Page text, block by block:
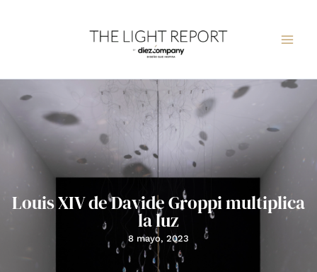
Louis XIV de Davide Groppi multiplica
la luz
8 mayo, 2023